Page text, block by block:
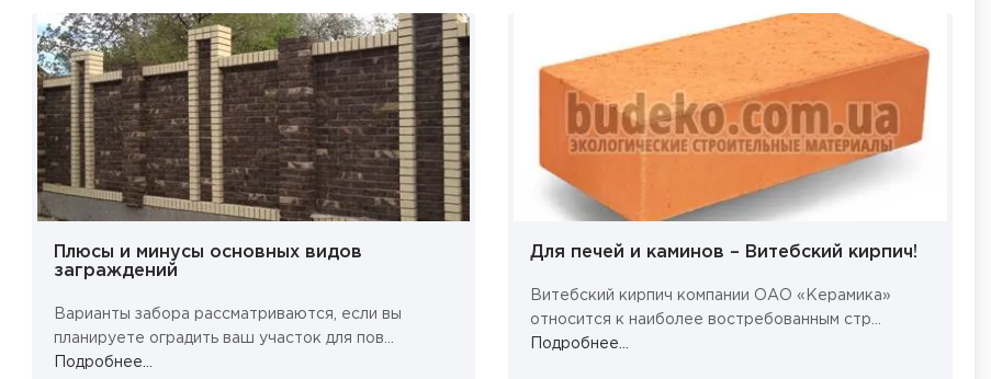
Плюсы и минусы основных видов
заграждений
Варианты забора рассматриваются, если вы
планируете оградить ваш участок для пов...
Подробнее...
Для печей и каминов – Витебский кирпич!
Витебский кирпич компании ОАО «Керамика»
относится к наиболее востребованным стр...
Подробнее...